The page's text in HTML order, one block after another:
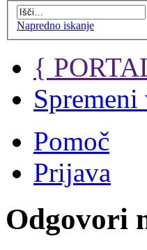
Napredno iskanje
{
Pomoč
Prijava
Odgovori